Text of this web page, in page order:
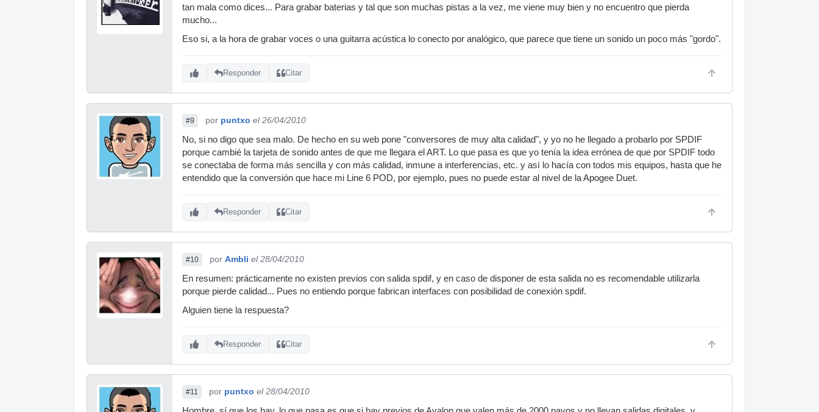
tan mala como dices... Para grabar baterias y tal que son muchas pistas a la vez, me viene muy bien y no encuentro que pierda
mucho...
Eso si, a la hora de grabar voces o una guitarra acústica lo conecto por analógico, que parece que tiene un sonido un poco más "gordo".
Responder Citar
#9 por puntxo el 26/04/2010
No, si no digo que sea malo. De hecho en su web pone "conversores de muy alta calidad", y yo no he llegado a probarlo por SPDIF
porque cambié la tarjeta de sonido antes de que me llegara el ART. Lo que pasa es que yo tenía la idea errónea de que por SPDIF todo
se conectaba de forma más sencilla y con más calidad, inmune a interferencias, etc. y así lo hacía con todos mis equipos, hasta que he
entendido que la conversión que hace mi Line 6 POD, por ejemplo, pues no puede estar al nivel de la Apogee Duet.
Responder Citar
#10 por Ambli el 28/04/2010
En resumen: prácticamente no existen previos con salida spdif, y en caso de disponer de esta salida no es recomendable utilizarla
porque pierde calidad... Pues no entiendo porque fabrican interfaces con posibilidad de conexión spdif.
Alguien tiene la respuesta?
Responder Citar
#11 por puntxo el 28/04/2010